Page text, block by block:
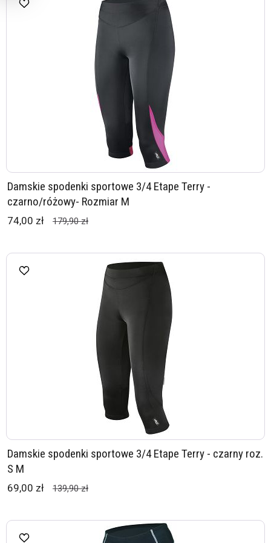
Damskie spodenki sportowe 3/4 Etape Terry -
czarno/różowy- Rozmiar M
74,00 zł 179,90 zł
Damskie spodenki sportowe 3/4 Etape Terry - czarny roz.
S M
69,00 zł 139,90 zł